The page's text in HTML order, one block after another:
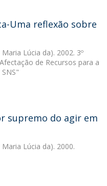
Uma reflexão sobre
Lúcia da). 2002. 3º
de Recursos para a
supremo do agir em
Lúcia da). 2000.